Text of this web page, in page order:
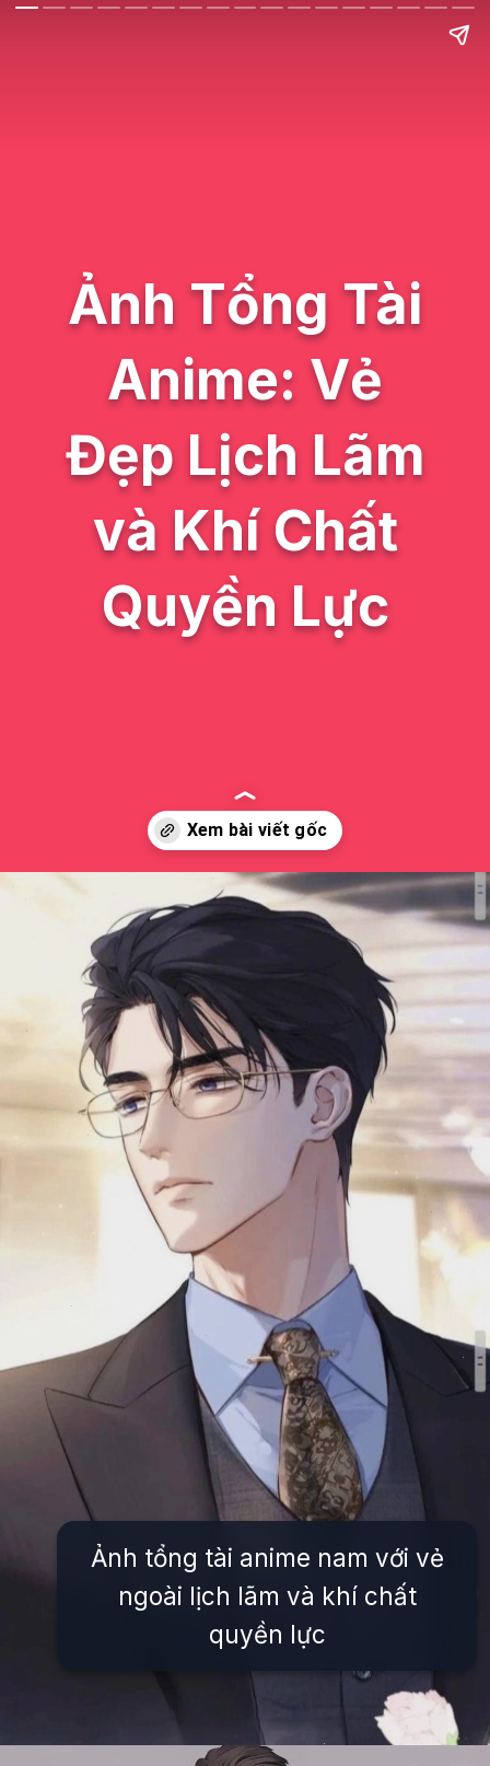
Ảnh Tổng Tài
Anime: Vẻ
Đẹp Lịch Lãm
và Khí Chất
Quyền Lực
https://issiloo.edu.vn/anh-tong-tai-anime
Ảnh tổng tài anime nam với vẻ
ngoài lịch lãm và khí chất
quyền lực